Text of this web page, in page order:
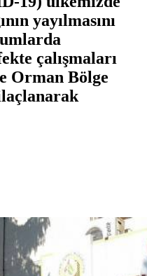
yayılmasını
çalışmaları
Orman Bölge